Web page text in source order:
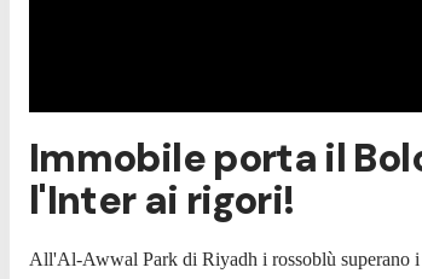
Immobile porta il
l'Inter ai rigori!
All'Al-Awwal Park di Riyadh i rossoblù superano